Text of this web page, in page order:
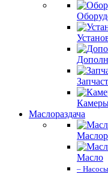
Маслораздача
Масло
–